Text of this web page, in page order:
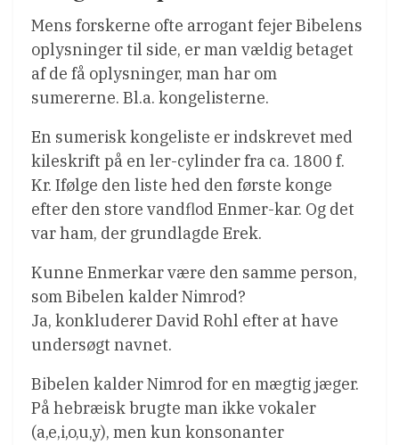
Mens forskerne ofte arrogant fejer Bibelens
oplysninger til side, er man vældig betaget
af de få oplysninger, man har om
sumererne. Bl.a. kongelisterne.
En sumerisk kongeliste er indskrevet med
kileskrift på en ler-cylinder fra ca. 1800 f.
Kr. Ifølge den liste hed den første konge
efter den store vandflod Enmer-kar. Og det
var ham, der grundlagde Erek.
Kunne Enmerkar være den samme person,
som Bibelen kalder Nimrod?
Ja, konkluderer David Rohl efter at have
undersøgt navnet.
Bibelen kalder Nimrod for en mægtig jæger.
På hebræisk brugte man ikke vokaler
(a,e,i,o,u,y), men kun konsonanter